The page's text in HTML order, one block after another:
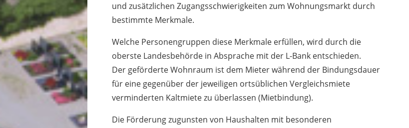
und zusätzlichen Zugangsschwierigkeiten zum Wohnungsmarkt durch
bestimmte Merkmale.
Welche Personengruppen diese Merkmale erfüllen, wird durch die
oberste Landesbehörde in Absprache mit der L-Bank entschieden.
Der geförderte Wohnraum ist dem Mieter während der Bindungsdauer
für eine gegenüber der jeweiligen ortsüblichen Vergleichsmiete
verminderten Kaltmiete zu überlassen (Mietbindung).
Die Förderung zugunsten von Haushalten mit besonderen